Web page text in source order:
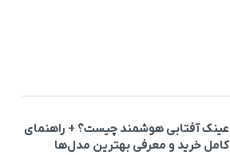
عینک آفتابی هوشمند چیست؟ + راهنمای
کامل خرید و معرفی بهترین مدل‌ها